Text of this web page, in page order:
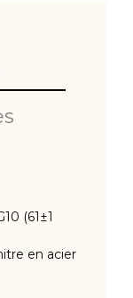
(61±1
en acier